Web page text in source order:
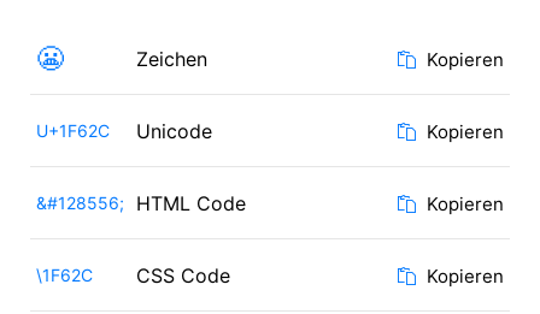
😬 Zeichen Kopieren
U+1F62C Unicode Kopieren
&#128556; HTML Code Kopieren
\1F62C CSS Code Kopieren